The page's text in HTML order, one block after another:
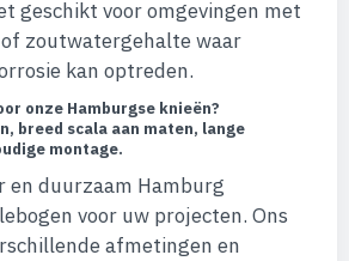
geschikt voor omgevingen met
zoutwatergehalte waar
kan optreden.
onze Hamburgse knieën?
breed scala aan maten, lange
montage.
en duurzaam Hamburg
voor uw projecten. Ons
afmetingen en